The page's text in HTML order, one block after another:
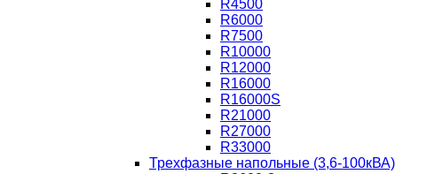
R4500
R6000
R7500
R10000
R12000
R16000
R16000S
R21000
R27000
R33000
Трехфазные напольные (3,6-100кВА)